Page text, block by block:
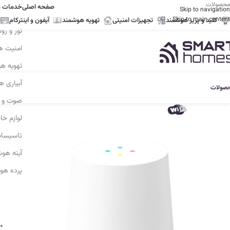
Skip to navigation
Skip to main content
محصولات
کلید و پریز هوشمند تجهیزات امنیتی تهویه هوشمند آیفون و اینترکام
صفحه اصلیخدمات
نور و
امنیت
تهویه
صوت و
لوازم
آینه
پرده